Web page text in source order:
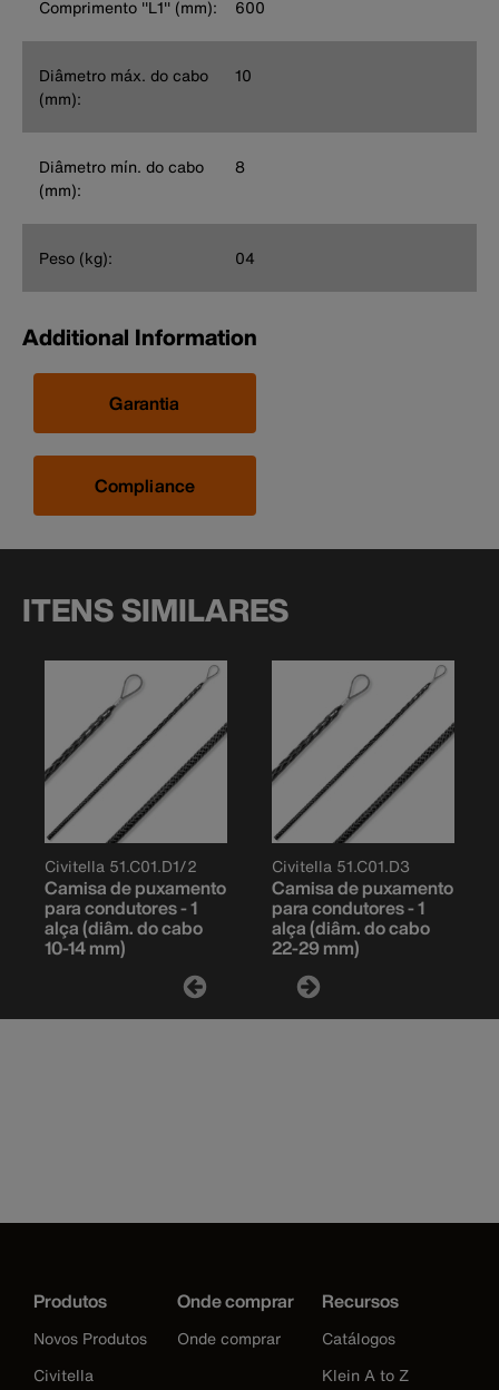
Comprimento ''L1'' (mm): 600
Diâmetro máx. do cabo
(mm):
10
Diâmetro mín. do cabo
(mm):
8
Peso (kg): 04
Additional Information
Garantia
Compliance
ITENS SIMILARES
Civitella 51.C01.D1/2
Camisa de puxamento
para condutores - 1
alça (diâm. do cabo
10-14 mm)
Civitella 51.C01.D3
Camisa de puxamento
para condutores - 1
alça (diâm. do cabo
22-29 mm)
Produtos
Novos Produtos
Civitella
Onde comprar
Onde comprar
Recursos
Catálogos
Klein A to Z